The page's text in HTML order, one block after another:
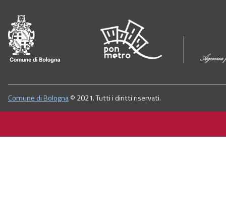
Comune di Bologna© 2021. Tutti i diritti riservati.